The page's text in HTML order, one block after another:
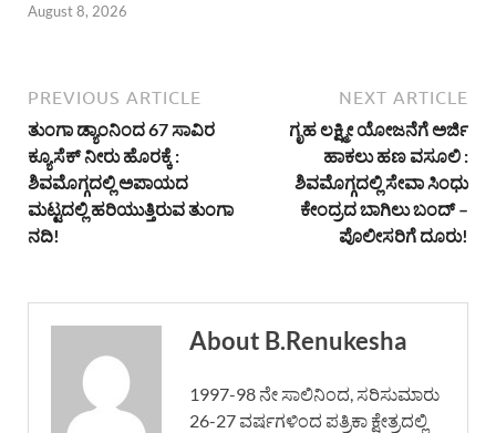
August 8, 2026
PREVIOUS ARTICLE
ತುಂಗಾ ಡ್ಯಾಂನಿಂದ 67 ಸಾವಿರ
ಕ್ಯೂಸೆಕ್ ನೀರು ಹೊರಕ್ಕೆ :
ಶಿವಮೊಗ್ಗದಲ್ಲಿ ಅಪಾಯದ
ಮಟ್ಟದಲ್ಲಿ ಹರಿಯುತ್ತಿರುವ ತುಂಗಾ
ನದಿ!
NEXT ARTICLE
ಗೃಹ ಲಕ್ಷ್ಮೀ ಯೋಜನೆಗೆ ಅರ್ಜಿ
ಹಾಕಲು ಹಣ ವಸೂಲಿ :
ಶಿವಮೊಗ್ಗದಲ್ಲಿ ಸೇವಾ ಸಿಂಧು
ಕೇಂದ್ರದ ಬಾಗಿಲು ಬಂದ್ –
ಪೊಲೀಸರಿಗೆ ದೂರು!
About B.Renukesha
1997-98 ನೇ ಸಾಲಿನಿಂದ, ಸರಿಸುಮಾರು
26-27 ವರ್ಷಗಳಿಂದ ಪತ್ರಿಕಾ ಕ್ಷೇತ್ರದಲ್ಲಿ